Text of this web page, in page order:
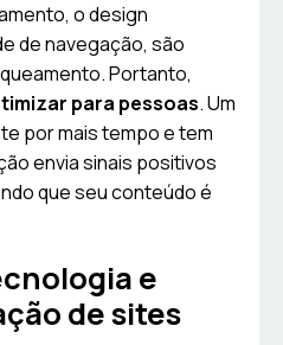
o design
de navegação, são
Portanto,
para pessoas. Um
por mais tempo e tem
envia sinais positivos
que seu conteúdo é
e
de sites